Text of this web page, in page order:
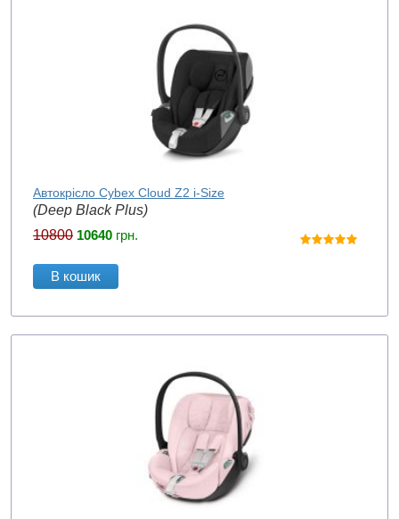
Автокрісло Cybex Cloud Z2 i-Size
(Deep Black Plus)
10800 10640 грн.
В кошик